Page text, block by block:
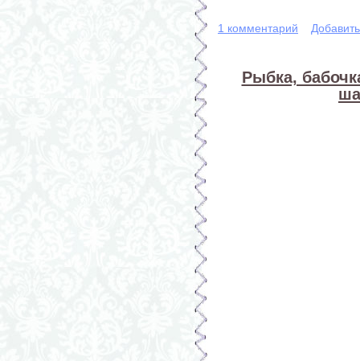
1 комментарий
Рыбка,